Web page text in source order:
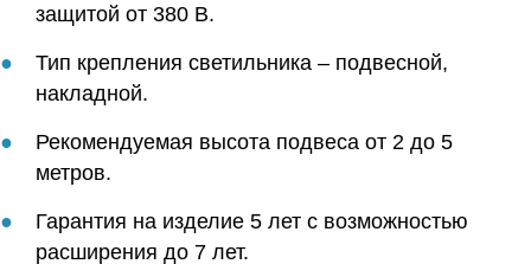
защитой от 380 В.
Тип крепления светильника – подвесной,
накладной.
Рекомендуемая высота подвеса от 2 до 5
метров.
Гарантия на изделие 5 лет с возможностью
расширения до 7 лет.